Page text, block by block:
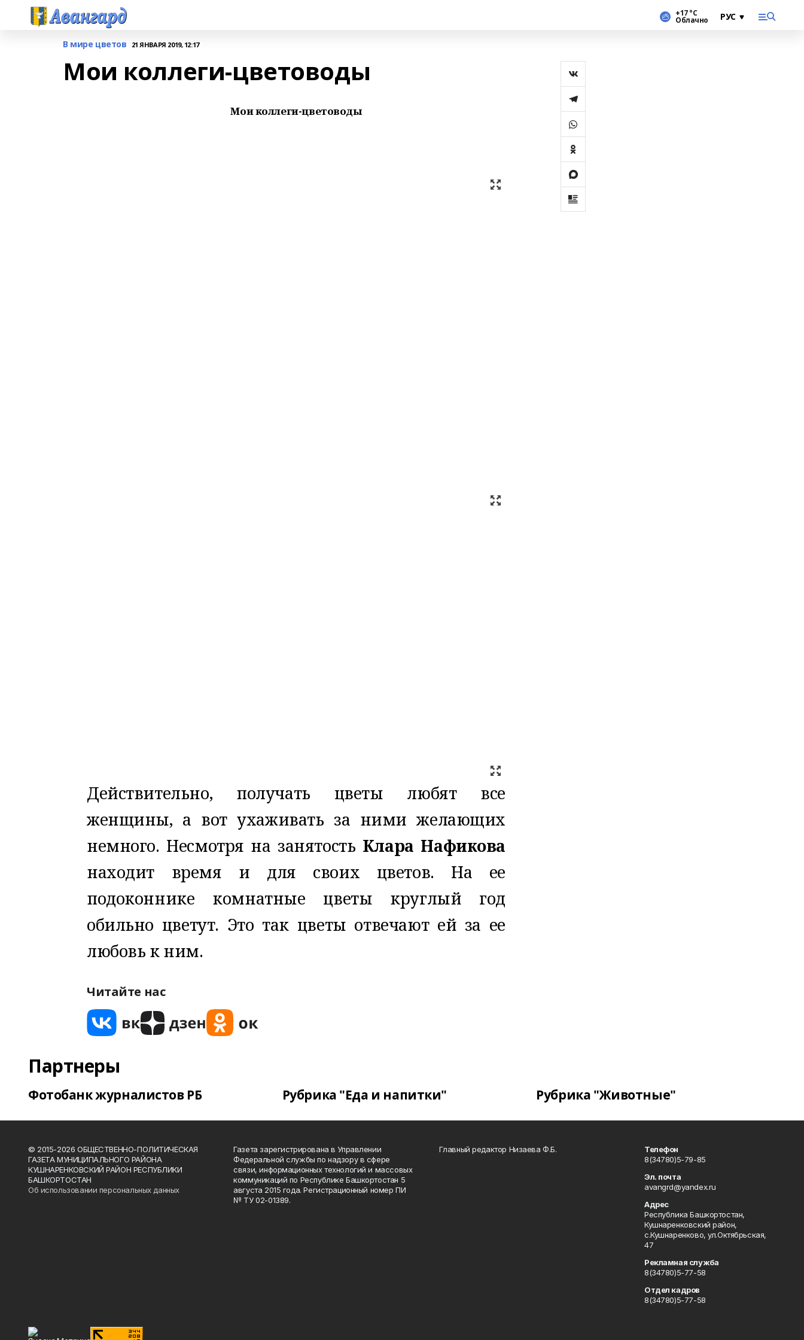
+17 °С
Облачно
В мире цветов 21 ЯНВАРЯ 2019, 12:17
Мои коллеги-цветоводы
Мои коллеги-цветоводы
Действительно, получать цветы любят все
женщины, а вот ухаживать за ними желающих
немного. Несмотря на занятость Клара Нафикова
находит время и для своих цветов. На ее
подоконнике комнатные цветы круглый год
обильно цветут. Это так цветы отвечают ей за ее
любовь к ним.
Читайте нас
Партнеры
Фотобанк журналистов РБ Рубрика "Еда и напитки" Рубрика "Животные"
© 2015-2026 ОБЩЕСТВЕННО-ПОЛИТИЧЕСКАЯ
ГАЗЕТА МУНИЦИПАЛЬНОГО РАЙОНА
КУШНАРЕНКОВСКИЙ РАЙОН РЕСПУБЛИКИ
БАШКОРТОСТАН
Об использовании персональных данных
Газета зарегистрирована в Управлении
Федеральной службы по надзору в сфере
связи, информационных технологий и массовых
коммуникаций по Республике Башкортостан 5
августа 2015 года. Регистрационный номер ПИ
№ ТУ 02-01389.
Главный редактор Низаева Ф.Б.
Телефон
8(34780)5-79-85
Эл. почта
avangrd@yandex.ru
Адрес
Республика Башкортостан,
Кушнаренковский район,
с.Кушнаренково, ул.Октябрьская,
47
Рекламная служба
8(34780)5-77-58
Отдел кадров
8(34780)5-77-58